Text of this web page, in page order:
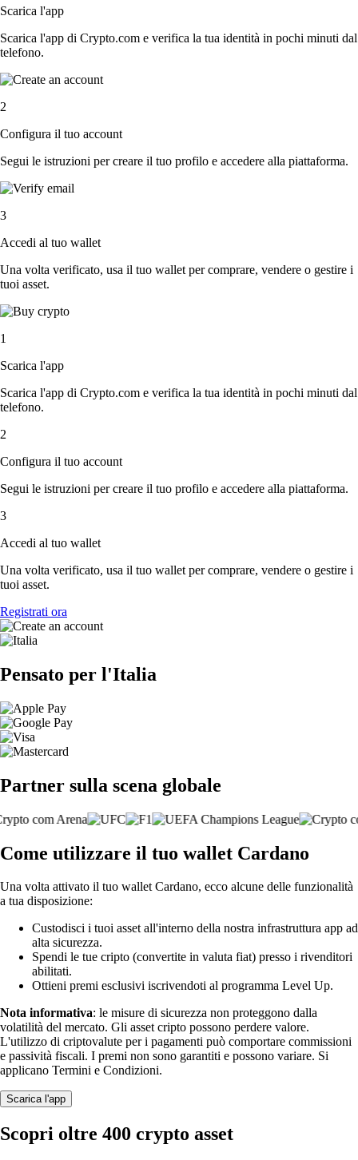
Scarica l'app
Scarica l'app di Crypto.com e verifica la tua identità in pochi minuti dal
telefono.
2
Configura il tuo account
Segui le istruzioni per creare il tuo profilo e accedere alla piattaforma.
3
Accedi al tuo wallet
Una volta verificato, usa il tuo wallet per comprare, vendere o gestire i
tuoi asset.
1
Scarica l'app
Scarica l'app di Crypto.com e verifica la tua identità in pochi minuti dal
telefono.
2
Configura il tuo account
Segui le istruzioni per creare il tuo profilo e accedere alla piattaforma.
3
Accedi al tuo wallet
Una volta verificato, usa il tuo wallet per comprare, vendere o gestire i
tuoi asset.
Registrati ora
Pensato per l'Italia
Partner sulla scena globale
Come utilizzare il tuo wallet Cardano
Una volta attivato il tuo wallet Cardano, ecco alcune delle funzionalità
a tua disposizione:
Custodisci i tuoi asset all'interno della nostra infrastruttura app ad
alta sicurezza.
Spendi le tue cripto (convertite in valuta fiat) presso i rivenditori
abilitati.
Ottieni premi esclusivi iscrivendoti al programma Level Up.
Nota informativa: le misure di sicurezza non proteggono dalla
volatilità del mercato. Gli asset cripto possono perdere valore.
L'utilizzo di criptovalute per i pagamenti può comportare commissioni
e passività fiscali. I premi non sono garantiti e possono variare. Si
applicano Termini e Condizioni.
Scarica l'app
Scopri oltre 400 crypto asset